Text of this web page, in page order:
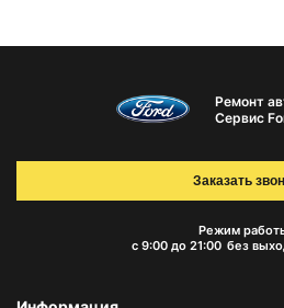
Ремонт
Сервис
Режим
с 9:00 до 21:00 без
Заказать